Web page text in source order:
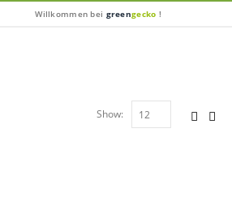
Willkommen bei greengecko !
Show: